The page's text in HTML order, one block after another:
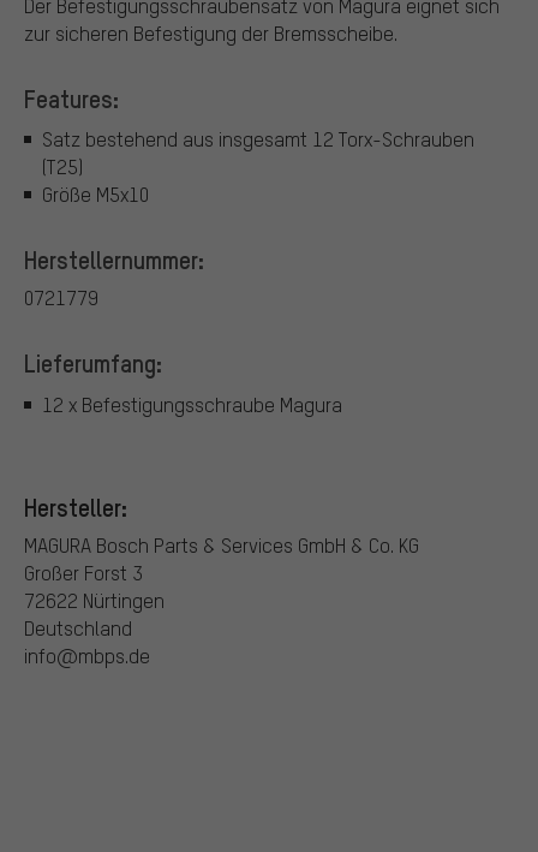
zur sicheren Befestigung der Bremsscheibe.
Features:
Satz bestehend aus insgesamt 12 Torx-Schrauben
(T25)
Größe M5x10
Herstellernummer:
0721779
Lieferumfang:
12 x Befestigungsschraube Magura
Hersteller:
MAGURA Bosch Parts & Services GmbH & Co. KG
Großer Forst 3
72622 Nürtingen
Deutschland
info@mbps.de